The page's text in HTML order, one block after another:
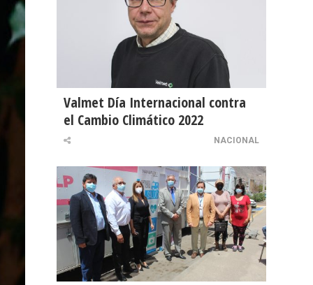
Valmet Día Internacional contra
el Cambio Climático 2022
NACIONAL